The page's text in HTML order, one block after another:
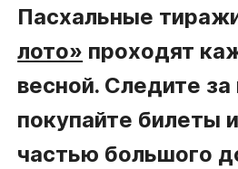
Пасхальные
лото» проходят
весной. Следите
покупайте билеты
частью большого